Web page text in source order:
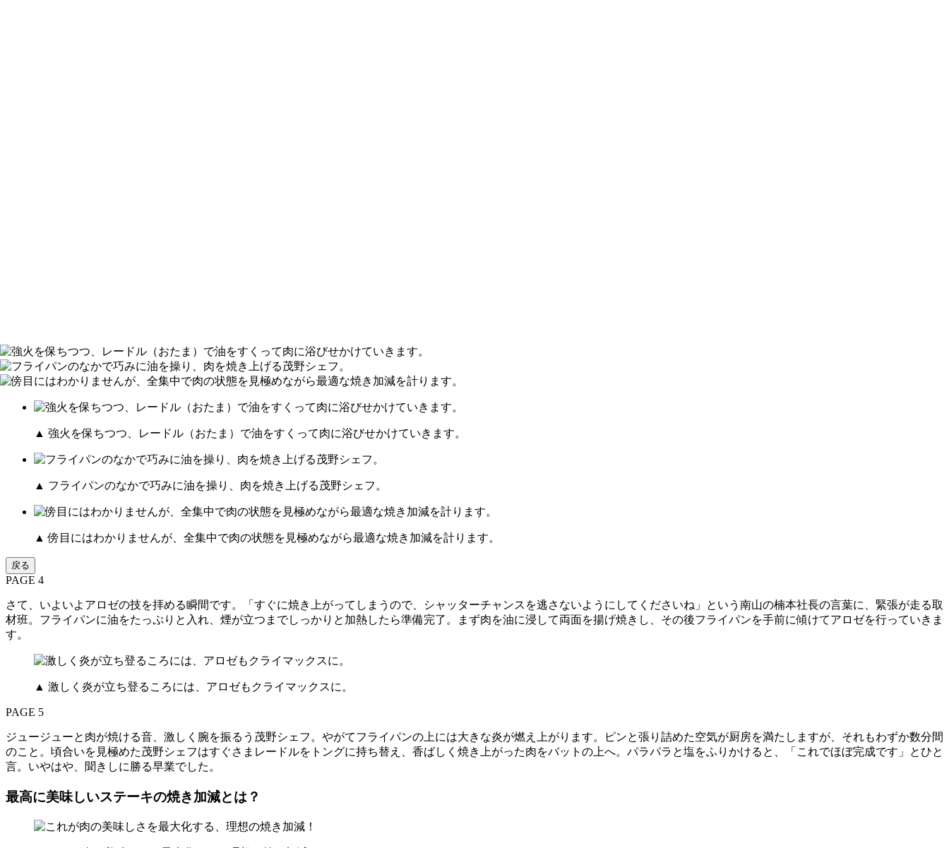
▲ 強火を保ちつつ、レードル（おたま）で油をすくって肉に浴びせかけていきます。
▲ フライパンのなかで巧みに油を操り、肉を焼き上げる茂野シェフ。
▲ 傍目にはわかりませんが、全集中で肉の状態を見極めながら最適な焼き加減を計ります。
戻る
PAGE 4
さて、いよいよアロゼの技を拝める瞬間です。「すぐに焼き上がってしまうので、シャッターチャンスを逃さないようにしてくださいね」という南山の楠本社長の言葉に、緊張が走る取
材班。フライパンに油をたっぷりと入れ、煙が立つまでしっかりと加熱したら準備完了。まず肉を油に浸して両面を揚げ焼きし、その後フライパンを手前に傾けてアロゼを行っていきま
す。
▲ 激しく炎が立ち登るころには、アロゼもクライマックスに。
PAGE 5
ジュージューと肉が焼ける音、激しく腕を振るう茂野シェフ。やがてフライパンの上には大きな炎が燃え上がります。ピンと張り詰めた空気が厨房を満たしますが、それもわずか数分間
のこと。頃合いを見極めた茂野シェフはすぐさまレードルをトングに持ち替え、香ばしく焼き上がった肉をバットの上へ。パラパラと塩をふりかけると、「これでほぼ完成です」とひと
言。いやはや、聞きしに勝る早業でした。
最高に美味しいステーキの焼き加減とは？